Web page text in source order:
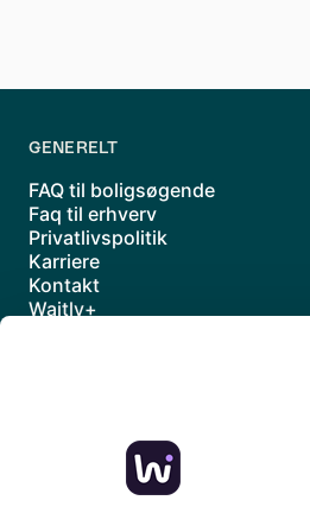
GENERELT
FAQ til boligsøgende
Faq til erhverv
Privatlivspolitik
Karriere
Kontakt
Waitly+